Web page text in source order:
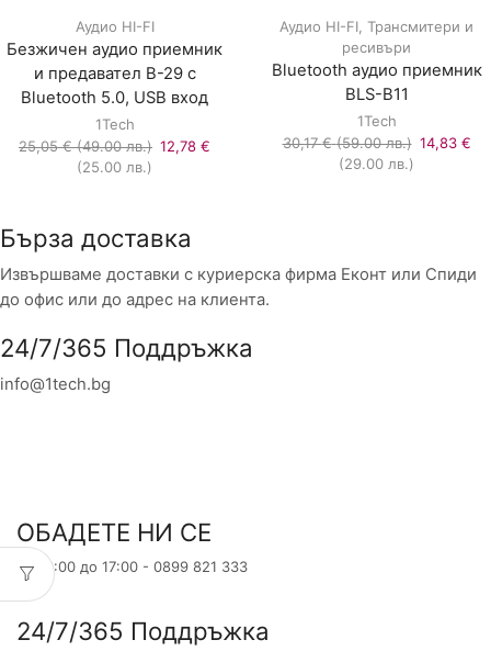
Аудио HI-FI
Безжичен аудио приемник
и предавател B-29 с
Bluetooth 5.0, USB вход
1Tech
25,05€ (49.00 лв.) Original
(49.00
лв.).
12,78 €
(25.00 лв.)
12,78 €
(25.00
лв.).
Аудио HI-FI, Трансмитери и
ресивъри
Bluetooth аудио приемник
BLS-B11
1Tech
30,17€ (59.00 лв.) Original
14,83 €
(29.00 лв.)
лв.).
Бърза доставка
Извършваме доставки с куриерска фирма Еконт или Спиди
до офис или до адрес на клиента.
24/7/365 Поддръжка
info@1tech.bg
ОБАДЕТЕ НИ СЕ
от 09:00 до 17:00 - 0899 821 333
24/7/365 Поддръжка